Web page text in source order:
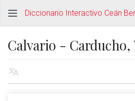
Diccionario Interactivo Ceán
Calvario - Carducho,